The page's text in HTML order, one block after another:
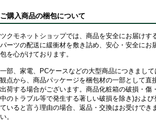
ご購入商品の梱包について
ツクモネットショップでは、商品を安全にお届けす
パーツの配送に緩衝材を敷き詰め、安心・安全にお
包を心がけております。
一部、家電、PCケースなどの大型商品につきまし
観点から、商品パッケージを梱包材の一部として直
出荷する場合がございます。商品化粧箱の破損・傷
中のトラブル等で発生する著しい破損を除き)およ
ていると言う理由の場合、返品・交換はお受けでき
い。